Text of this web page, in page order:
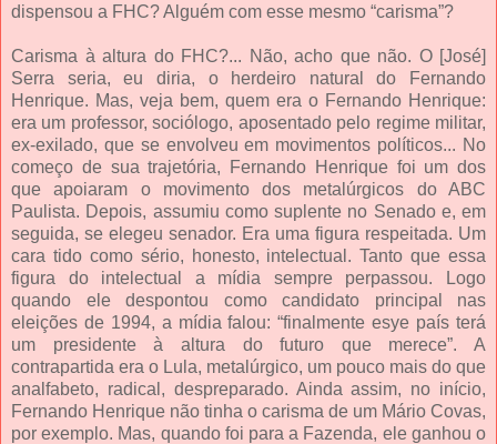
dispensou a FHC? Alguém com esse mesmo “carisma”?
Carisma à altura do FHC?... Não, acho que não. O [José]
Serra seria, eu diria, o herdeiro natural do Fernando
Henrique. Mas, veja bem, quem era o Fernando Henrique:
era um professor, sociólogo, aposentado pelo regime militar,
ex-exilado, que se envolveu em movimentos políticos... No
começo de sua trajetória, Fernando Henrique foi um dos
que apoiaram o movimento dos metalúrgicos do ABC
Paulista. Depois, assumiu como suplente no Senado e, em
seguida, se elegeu senador. Era uma figura respeitada. Um
cara tido como sério, honesto, intelectual. Tanto que essa
figura do intelectual a mídia sempre perpassou. Logo
quando ele despontou como candidato principal nas
eleições de 1994, a mídia falou: “finalmente esye país terá
um presidente à altura do futuro que merece”. A
contrapartida era o Lula, metalúrgico, um pouco mais do que
analfabeto, radical, despreparado. Ainda assim, no início,
Fernando Henrique não tinha o carisma de um Mário Covas,
por exemplo. Mas, quando foi para a Fazenda, ele ganhou o